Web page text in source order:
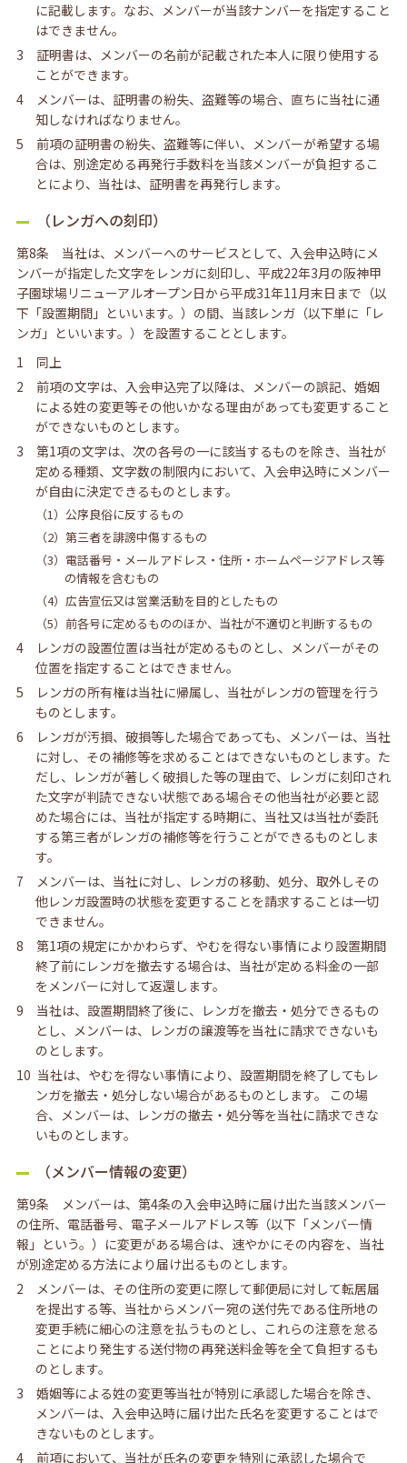
に記載します。なお、メンバーが当該ナンバーを指定すること
はできません。
3 証明書は、メンバーの名前が記載された本人に限り使用する
ことができます。
4 メンバーは、証明書の紛失、盗難等の場合、直ちに当社に通
知しなければなりません。
5 前項の証明書の紛失、盗難等に伴い、メンバーが希望する場
合は、別途定める再発行手数料を当該メンバーが負担するこ
とにより、当社は、証明書を再発行します。
（レンガへの刻印）
第8条 当社は、メンバーへのサービスとして、入会申込時にメ
ンバーが指定した文字をレンガに刻印し、平成22年3月の阪神甲
子園球場リニューアルオープン日から平成31年11月末日まで（以
下「設置期間」といいます。）の間、当該レンガ（以下単に「レ
ンガ」といいます。）を設置することとします。
1 同上
2 前項の文字は、入会申込完了以降は、メンバーの誤記、婚姻
による姓の変更等その他いかなる理由があっても変更すること
ができないものとします。
3 第1項の文字は、次の各号の一に該当するものを除き、当社が
定める種類、文字数の制限内において、入会申込時にメンバー
が自由に決定できるものとします。
（1）公序良俗に反するもの
（2）第三者を誹謗中傷するもの
（3）電話番号・メールアドレス・住所・ホームページアドレス等
の情報を含むもの
（4）広告宣伝又は営業活動を目的としたもの
（5）前各号に定めるもののほか、当社が不適切と判断するもの
4 レンガの設置位置は当社が定めるものとし、メンバーがその
位置を指定することはできません。
5 レンガの所有権は当社に帰属し、当社がレンガの管理を行う
ものとします。
6 レンガが汚損、破損等した場合であっても、メンバーは、当社
に対し、その補修等を求めることはできないものとします。た
だし、レンガが著しく破損した等の理由で、レンガに刻印され
た文字が判読できない状態である場合その他当社が必要と認
めた場合には、当社が指定する時期に、当社又は当社が委託
する第三者がレンガの補修等を行うことができるものとしま
す。
7 メンバーは、当社に対し、レンガの移動、処分、取外しその
他レンガ設置時の状態を変更することを請求することは一切
できません。
8 第1項の規定にかかわらず、やむを得ない事情により設置期間
終了前にレンガを撤去する場合は、当社が定める料金の一部
をメンバーに対して返還します。
9 当社は、設置期間終了後に、レンガを撤去・処分できるもの
とし、メンバーは、レンガの譲渡等を当社に請求できないも
のとします。
10 当社は、やむを得ない事情により、設置期間を終了してもレ
ンガを撤去・処分しない場合があるものとします。 この場
合、メンバーは、レンガの撤去・処分等を当社に請求できな
いものとします。
（メンバー情報の変更）
第9条 メンバーは、第4条の入会申込時に届け出た当該メンバー
の住所、電話番号、電子メールアドレス等（以下「メンバー情
報」という。）に変更がある場合は、速やかにその内容を、当社
が別途定める方法により届け出るものとします。
2 メンバーは、その住所の変更に際して郵便局に対して転居届
を提出する等、当社からメンバー宛の送付先である住所地の
変更手続に細心の注意を払うものとし、これらの注意を怠る
ことにより発生する送付物の再発送料金等を全て負担するも
のとします。
3 婚姻等による姓の変更等当社が特別に承認した場合を除き、
メンバーは、入会申込時に届け出た氏名を変更することはで
きないものとします。
4 前項において、当社が氏名の変更を特別に承認した場合で